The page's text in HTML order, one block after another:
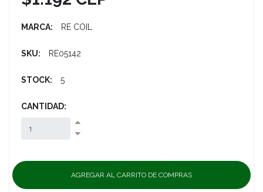
MARCA: RE COIL
SKU: RE05142
STOCK: 5
CANTIDAD: